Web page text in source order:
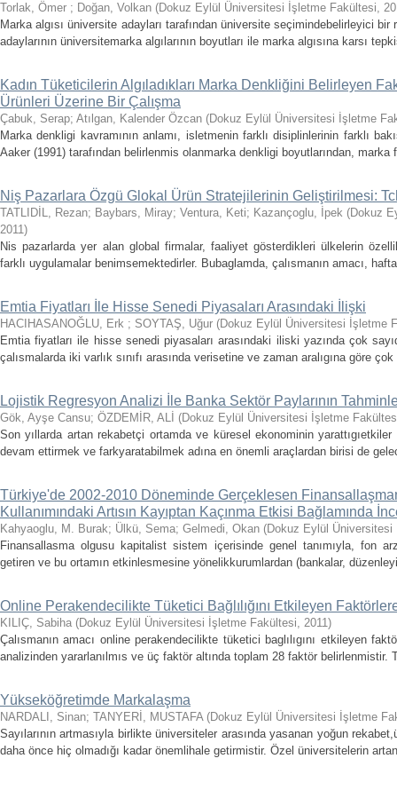
Torlak, Ömer ; Doğan, Volkan (Dokuz Eylül Üniversitesi İşletme Fakültesi,
Marka algısı üniversite adayları tarafından üniversite seçimindebelirleyici
adaylarının üniversitemarka algılarının boyutları ile marka algısına karsı
Kadın Tüketicilerin Algıladıkları Marka Denkliğini Belirleyen
Ürünleri Üzerine Bir Çalışma
Çabuk, Serap; Atılgan, Kalender Özcan (Dokuz Eylül Üniversitesi İşletme
Marka denkligi kavramının anlamı, isletmenin farklı disiplinlerinin farklı
Aaker (1991) tarafından belirlenmis olanmarka denkligi boyutlarından, marka
Niş Pazarlara Özgü Glokal Ürün Stratejilerinin Geliştirilmesi:
TATLIDİL, Rezan; Baybars, Miray; Ventura, Keti; Kazançoglu, İpek (Dokuz
2011)
Nis pazarlarda yer alan global firmalar, faaliyet gösterdikleri ülkelerin
farklı uygulamalar benimsemektedirler. Bubaglamda, çalısmanın amacı,
Emtia Fiyatları İle Hisse Senedi Piyasaları Arasındaki İlişki
HACIHASANOĞLU, Erk ; SOYTAŞ, Uğur (Dokuz Eylül Üniversitesi İşletme
Emtia fiyatları ile hisse senedi piyasaları arasındaki iliski yazında çok
çalısmalarda iki varlık sınıfı arasında verisetine ve zaman aralıgına göre
Lojistik Regresyon Analizi İle Banka Sektör Paylarının
Gök, Ayşe Cansu; ÖZDEMİR, ALİ (Dokuz Eylül Üniversitesi İşletme
Son yıllarda artan rekabetçi ortamda ve küresel ekonominin
devam ettirmek ve farkyaratabilmek adına en önemli araçlardan birisi de
Türkiye'de 2002-2010 Döneminde Gerçeklesen
Kullanımındaki Artısın Kayıptan Kaçınma Etkisi Bağlamında
Kahyaoglu, M. Burak; Ülkü, Sema; Gelmedi, Okan (Dokuz Eylül
Finansallasma olgusu kapitalist sistem içerisinde genel tanımıyla, fon
getiren ve bu ortamın etkinlesmesine yönelikkurumlardan (bankalar,
Online Perakendecilikte Tüketici Bağlılığını Etkileyen
KILIÇ, Sabiha (Dokuz Eylül Üniversitesi İşletme Fakültesi, 2011)
Çalısmanın amacı online perakendecilikte tüketici baglılıgını etkileyen
analizinden yararlanılmıs ve üç faktör altında toplam 28 faktör belirlenmistir.
Yükseköğretimde Markalaşma
NARDALI, Sinan; TANYERİ, MUSTAFA (Dokuz Eylül Üniversitesi İşletme
Sayılarının artmasıyla birlikte üniversiteler arasında yasanan yoğun
daha önce hiç olmadığı kadar önemlihale getirmistir. Özel üniversitelerin